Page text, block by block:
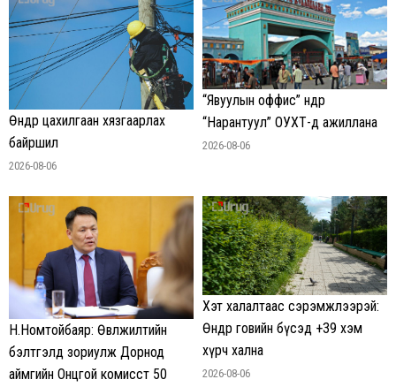
Өнөөдөр цахилгаан хязгаарлах
байршил
2026-08-06
“Явуулын оффис” өнөөдөр
“Нарантуул” ОУХТ-д ажиллана
2026-08-06
Н.Номтойбаяр: Өвөлжилтийн
бэлтгэлд зориулж Дорнод
аймгийн Онцгой комисст 50
Хэт халалтаас сэрэмжлээрэй:
Өнөөдөр говийн бүсэд +39 хэм
хүрч хална
2026-08-06